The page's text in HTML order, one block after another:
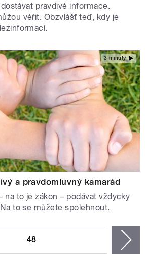
pravdivé informace.
věřit. Obzvlášť teď, kdy je
3 minuty
a pravdomluvný kamarád
na to je zákon – podávat vždycky
to se můžete spolehnout.
48